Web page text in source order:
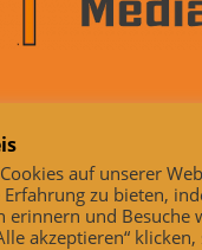
seit 2005
derzeit noch keine
auf unserer
zu bieten,
erinnern und Besuche
akzeptieren“